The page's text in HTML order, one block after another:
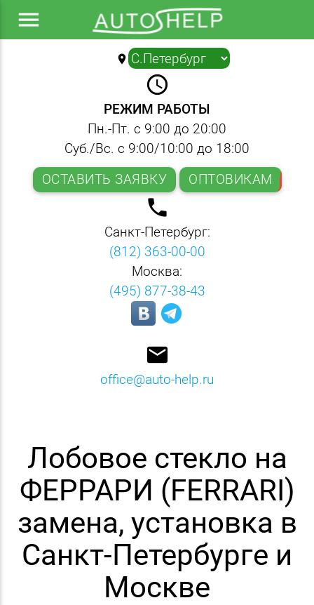
menu
location_on ▼
query_builder
РЕЖИМ РАБОТЫ
Пн.-Пт. с 9:00 до 20:00
Суб./Вс. с 9:00/10:00 до 18:00
ОСТАВИТЬ ЗАЯВКУ
ОПТОВИКАМ
local_phone
Санкт-Петербург:
(812) 363-00-00
Москва:
(495) 877-38-43
email
office@auto-help.ru
Лобовое стекло на
ФЕРРАРИ (FERRARI)
замена, установка в
Санкт-Петербурге и
Москве